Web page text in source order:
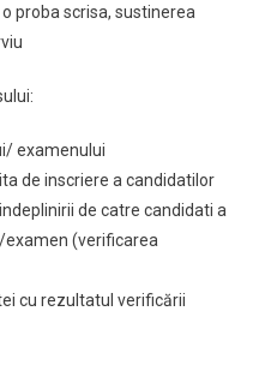
proba scrisa, sustinerea
examenului
de inscriere a candidatilor
de catre candidati a
(verificarea
cu rezultatul verificării